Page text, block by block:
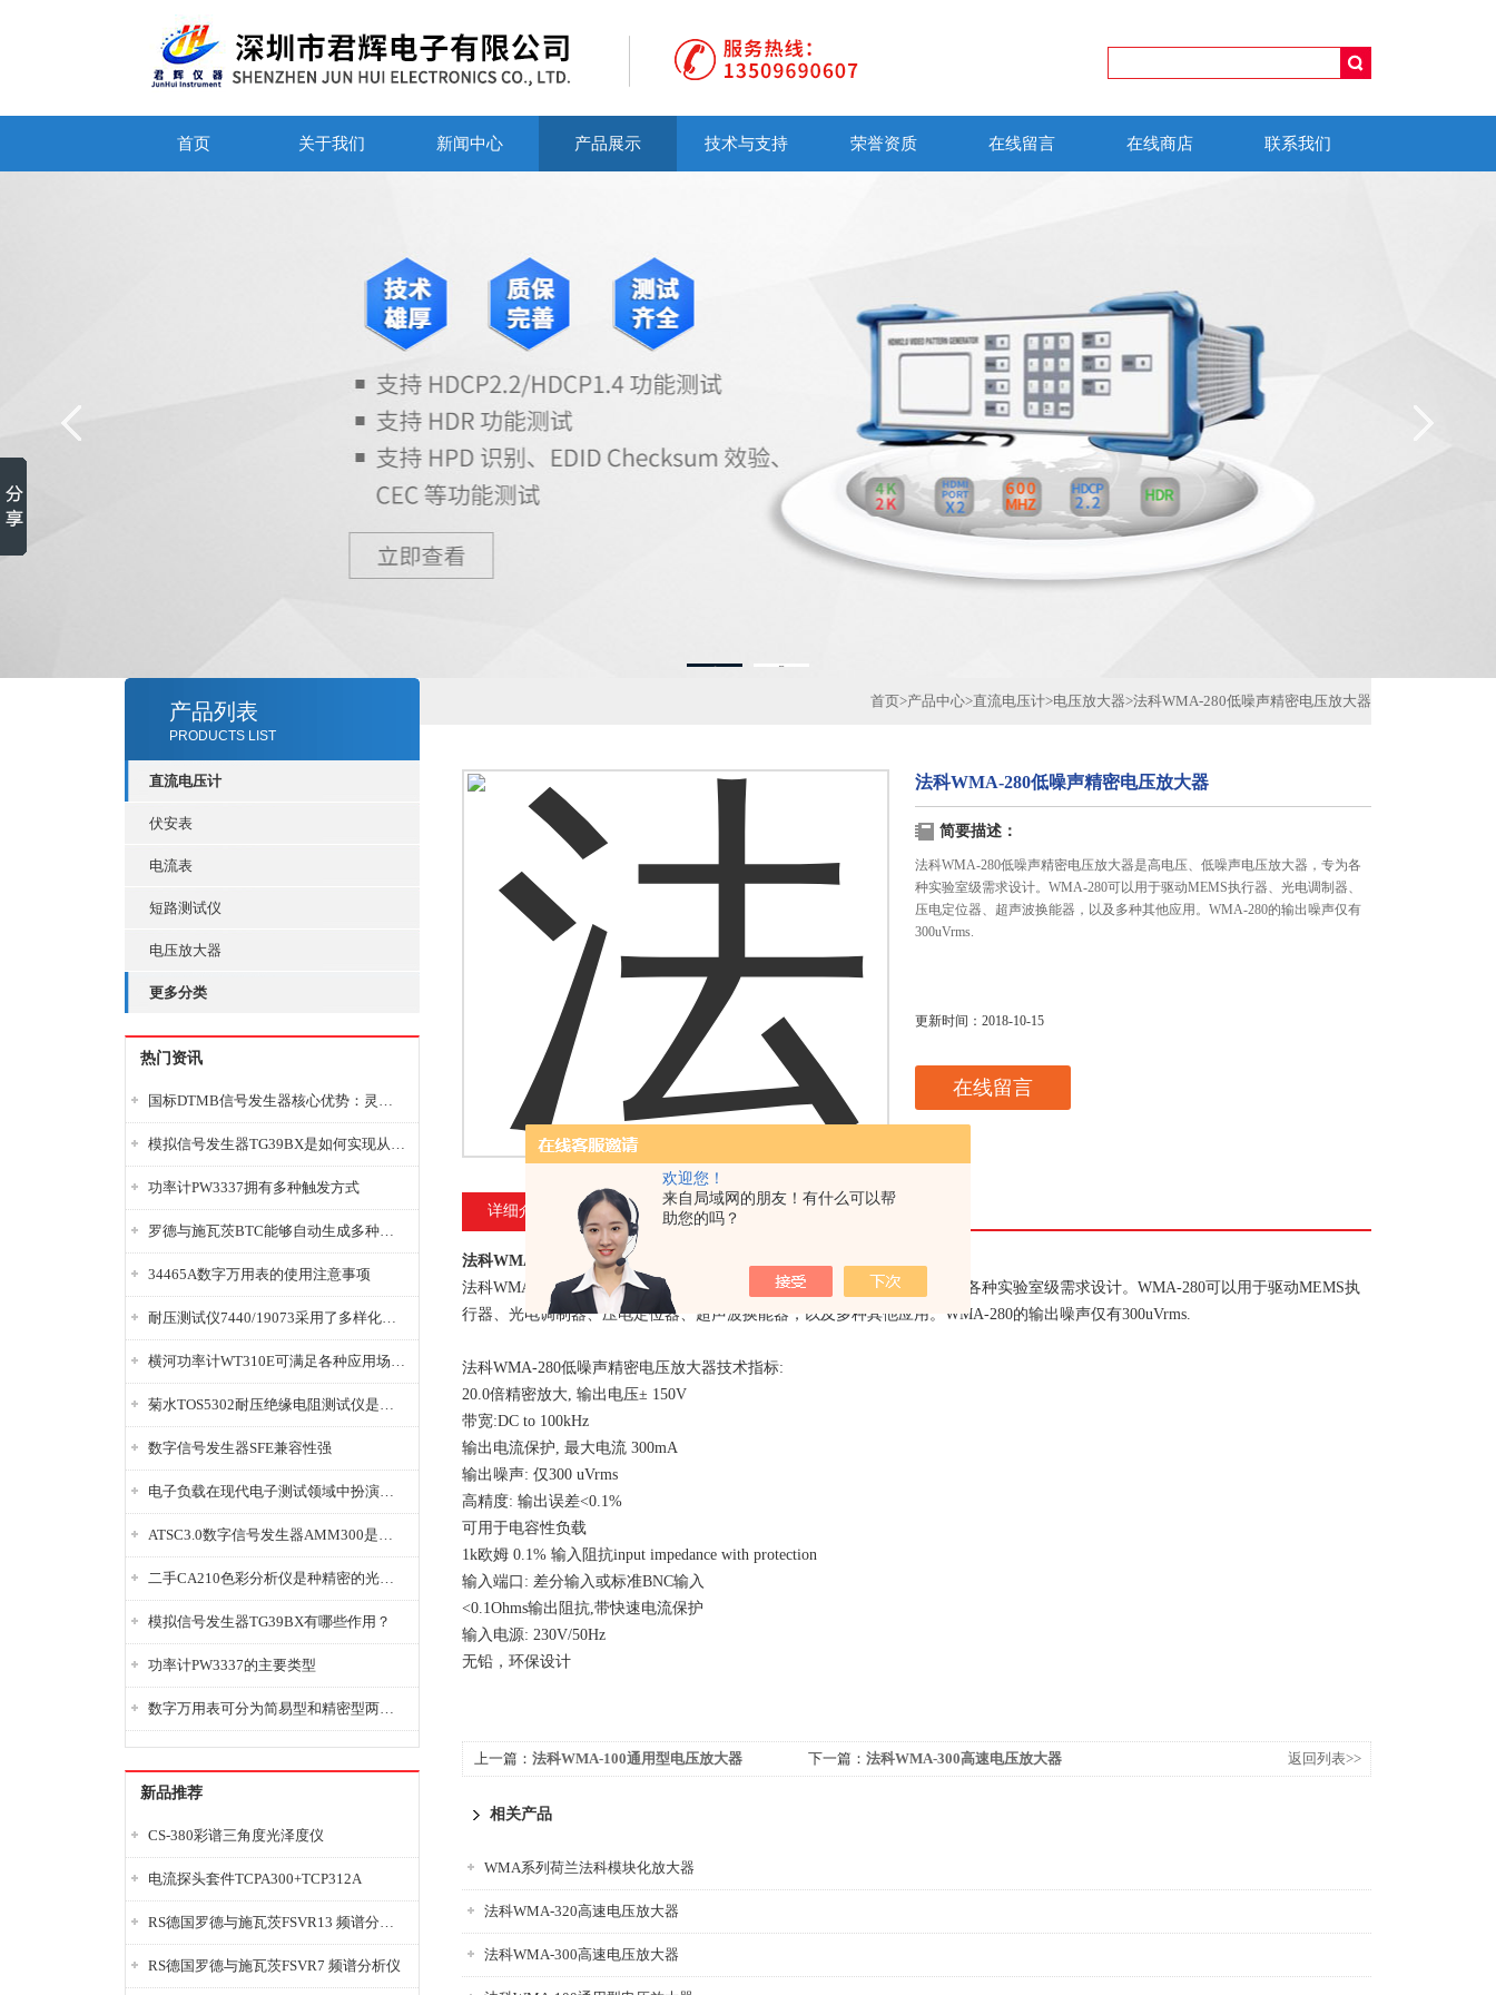
欢迎您！
来自局域网的朋友！有什么可以帮
助您的吗？
首页 关于我们 新闻中心 产品展示 技术与支持 荣誉资质 在线留言 在线商店 联系我们
1 2
产品列表
PRODUCTS LIST
直流电压计
伏安表
电流表
短路测试仪
电压放大器
更多分类
热门资讯
国标DTMB信号发生器核心优势：灵活性与准确性的结合
模拟信号发生器TG39BX是如何实现从直流到交流的波形转换?
功率计PW3337拥有多种触发方式
罗德与施瓦茨BTC能够自动生成多种音视频信号
34465A数字万用表的使用注意事项
耐压测试仪7440/19073采用了多样化的功能设计
横河功率计WT310E可满足各种应用场景的需求
菊水TOS5302耐压绝缘电阻测试仪是种重要的电气安全检测设备
数字信号发生器SFE兼容性强
电子负载在现代电子测试领域中扮演着重要的角色
ATSC3.0数字信号发生器AMM300是能够产生各种数字信号的电子设备
二手CA210色彩分析仪是种精密的光学测量仪器
模拟信号发生器TG39BX有哪些作用？
功率计PW3337的主要类型
数字万用表可分为简易型和精密型两大类
新品推荐
CS-380彩谱三角度光泽度仪
电流探头套件TCPA300+TCP312A
RS德国罗德与施瓦茨FSVR13 频谱分析仪
RS德国罗德与施瓦茨FSVR7 频谱分析仪
首页>产品中心>直流电压计>电压放大器>法科WMA-280低噪声精密电压放大器
法科WMA-280低噪声精密电压放大器
简要描述：
法科WMA-280低噪声精密电压放大器是高电压、低噪声电压放大器，专为各
种实验室级需求设计。WMA-280可以用于驱动MEMS执行器、光电调制器、
压电定位器、超声波换能器，以及多种其他应用。WMA-280的输出噪声仅有
300uVrms.
更新时间： 2018-10-15
在线留言
详细介绍
法科WMA-280低噪声精密电压放大器
法科WMA-280低噪声精密电压放大器是高电压、低噪声电压放大器，专为各种实验室级需求设计。WMA-280可以用于驱动MEMS执
行器、光电调制器、压电定位器、超声波换能器，以及多种其他应用。WMA-280的输出噪声仅有300uVrms.
法科WMA-280低噪声精密电压放大器技术指标:
20.0倍精密放大, 输出电压± 150V
带宽:DC to 100kHz
输出电流保护, 最大电流 300mA
输出噪声: 仅300 uVrms
高精度: 输出误差<0.1%
可用于电容性负载
1k欧姆 0.1% 输入阻抗input impedance with protection
输入端口: 差分输入或标准BNC输入
<0.1Ohms输出阻抗,带快速电流保护
输入电源: 230V/50Hz
无铅，环保设计
上一篇： 法科WMA-100通用型电压放大器 下一篇： 法科WMA-300高速电压放大器 返回列表>>
相关产品
WMA系列荷兰法科模块化放大器
法科WMA-320高速电压放大器
法科WMA-300高速电压放大器